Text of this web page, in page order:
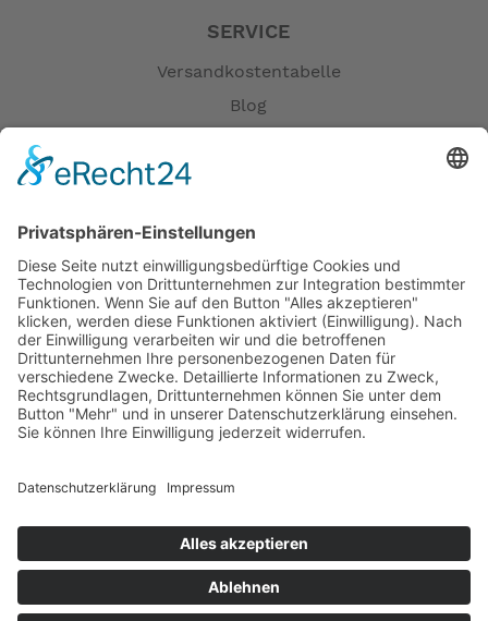
SERVICE
Versandkostentabelle
Blog
Öffnungszeiten
Versandpartner
Verfügbarkeiten
Zahlung und Versand
Datenschutz
Fernabsatz
Widerrufsrecht MS
Kontakt
Garantiefall
Batterieverordnung